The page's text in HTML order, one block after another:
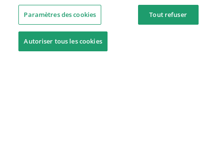
Paramètres des cookies Tout refuser
Autoriser tous les cookies